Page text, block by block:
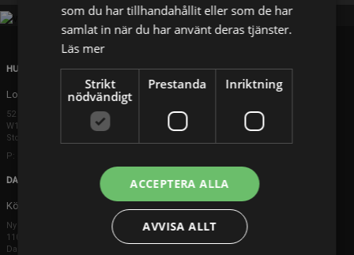
HUVUDKONTOR
London
52 Brook Street
W1K 5DS London
Storbritannien
P: +44 203 608 8181
DANMARK
Köpenhamn
Ny Østergade 20
1101 København K
Danmark
som du har tillhandahållit eller som de har
samlat in när du har använt deras tjänster.
Läs mer
Strikt
nödvändigt
Prestanda Inriktning
ACCEPTERA ALLA
AVVISA ALLT